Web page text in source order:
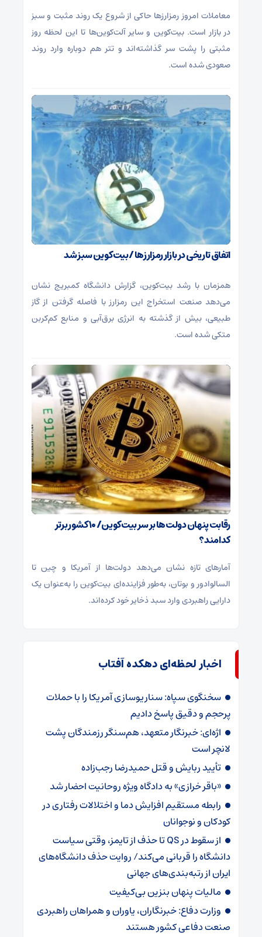
معاملات امروز رمزارز‌ها حاکی از شروع یک روند مثبت و سبز
در بازار است. بیت‌کوین و سایر آلت‌کوین‌ها تا این لحظه روز
مثبتی را پشت سر گذاشته‌اند و تتر هم دوباره وارد روند
صعودی شده است.
اتفاق تاریخی در بازار رمزارزها / بیت‌کوین سبز شد
همزمان با رشد بیت‌کوین، گزارش دانشگاه کمبریج نشان
می‌دهد صنعت استخراج این رمزارز با فاصله گرفتن از گاز
طبیعی، بیش از گذشته به انرژی برق‌آبی و منابع کم‌کربن
متکی شده است.
رقابت پنهان دولت‌ها بر سر بیت‌کوین/ ۱۰ کشور برتر
کدامند؟
آمارهای تازه نشان می‌دهد دولت‌ها از آمریکا و چین تا
السالوادور و بوتان، به‌طور فزاینده‌ای بیت‌کوین را به‌عنوان یک
دارایی راهبردی وارد سبد ذخایر خود کرده‌اند.
اخبار لحظه‌ای دهکده آفتاب
سخنگوی سپاه: سناریوسازی آمریکا را با حملات
پرحجم‌‌ و دقیق‌ پاسخ دادیم
اژه‌ای: خبرنگار متعهد، هم‌سنگر رزمندگان پشت
لانچر است
تأیید ربایش و قتل حمیدرضا رجب‌زاده
«باقر خرازی» به دادگاه ویژه روحانیت احضار شد
رابطه مستقیم افزایش دما و اختلالات رفتاری در
کودکان و نوجوانان
از سقوط در QS تا حذف از تایمز، وقتی سیاست
دانشگاه را قربانی می‌کند/ روایت حذف دانشگاه‌های
ایران از رتبه‌بندی‌های جهانی
مالیات پنهان بنزین بی‌کیفیت
وزارت دفاع: خبرنگاران، یاوران و همراهان راهبردی
صنعت دفاعی کشور هستند